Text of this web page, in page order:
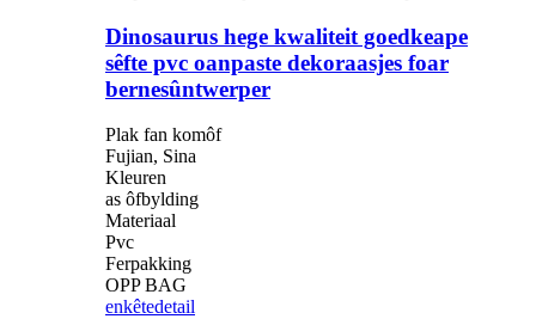
Dinosaurus hege kwaliteit goedkeape
sêfte pvc oanpaste dekoraasjes foar
bernesûntwerper
Plak fan komôf
Fujian, Sina
Kleuren
as ôfbylding
Materiaal
Pvc
Ferpakking
OPP BAG
enkêtedetail